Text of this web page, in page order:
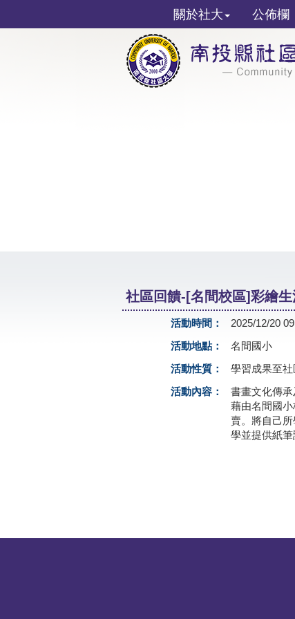
關於社大 公佈欄
社區回饋-[名間校區]彩繪
活動時間：
2025/12/20
活動地點：
名間國小
活動性質：
學習成果至
活動內容：
書畫文化傳
藉由名間國
賣。將自己
學並提供紙筆